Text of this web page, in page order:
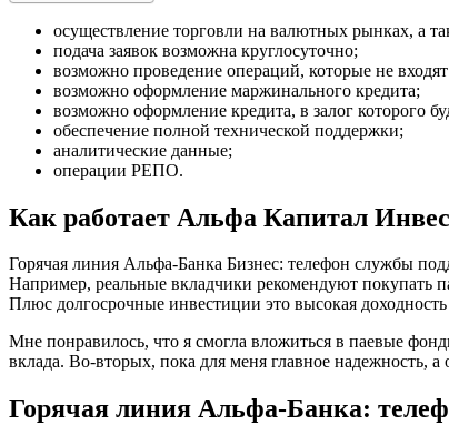
осуществление торговли на валютных рынках, а
подача заявок возможна круглосуточно;
возможно проведение операций, которые не
возможно оформление маржинального кредита;
возможно оформление кредита, в залог которого
обеспечение полной технической поддержки;
аналитические данные;
операции РЕПО.
Как работает Альфа Капитал
Горячая линия Альфа-Банка Бизнес: телефон службы
Например, реальные вкладчики рекомендуют покупать
Плюс долгосрочные инвестиции это высокая
Мне понравилось, что я смогла вложиться в паевые
вклада. Во-вторых, пока для меня главное надежность,
Горячая линия Альфа-Банка: